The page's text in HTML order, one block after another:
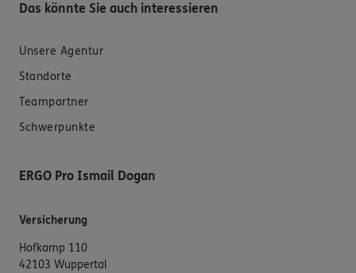
Das könnte Sie auch interessieren
Unsere Agentur
Standorte
Teampartner
Schwerpunkte
ERGO Pro Ismail Dogan
Versicherung
Hofkamp 110
42103 Wuppertal